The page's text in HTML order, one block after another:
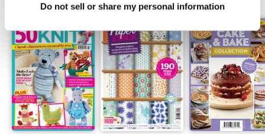
Do not sell or share my personal information